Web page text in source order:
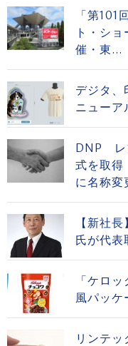
「第101
ト・シ
催・東...
デジタ、
ニュー
DNP レ
式を取得
に名称変
【新社
氏が代
「ケロ
風パッケ
リンテ